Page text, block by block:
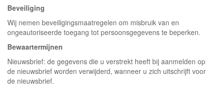
Beveiliging
Wij nemen beveiligingsmaatregelen om misbruik van en
ongeautoriseerde toegang tot persoonsgegevens te beperken.
Bewaartermijnen
Nieuwsbrief: de gegevens die u verstrekt heeft bij aanmelden op
de nieuwsbrief worden verwijderd, wanneer u zich uitschrijft voor
de nieuwsbrief.